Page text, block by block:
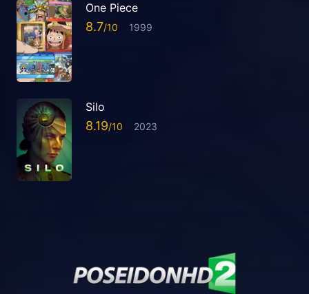
One Piece
8.7 1999
Silo
8.19 2023